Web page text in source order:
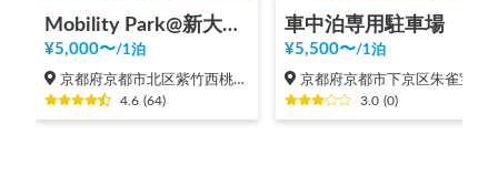
Mobility Park@新大宮広場 くるま旅ステーション by Van LIfe COYOTE
¥5,000〜/1泊
京都府京都市北区紫竹西桃ノ本町
4.6 (64)
¥5,500〜/1泊
京都府京都市下京区朱雀宝蔵町
3.0 (0)